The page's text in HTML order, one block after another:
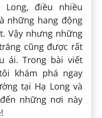
điều nhiều
những hang động
Vậy nhưng những
cũng được rất
ái. Trong bài viết
khám phá ngay
tại Hạ Long và
những nơi này